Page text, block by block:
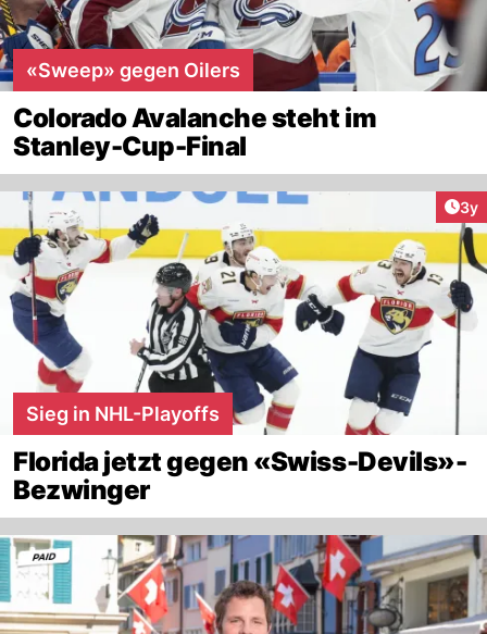
«Sweep» gegen Oilers
Colorado Avalanche steht im
Stanley-Cup-Final
3y
Sieg in NHL-Playoffs
Florida jetzt gegen «Swiss-Devils»-
Bezwinger